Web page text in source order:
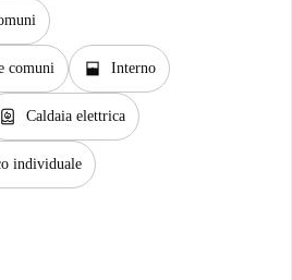
comuni window_open Interno
water_heater Caldaia elettrica
individuale